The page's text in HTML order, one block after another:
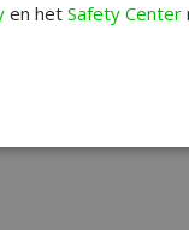
en het Safety Center